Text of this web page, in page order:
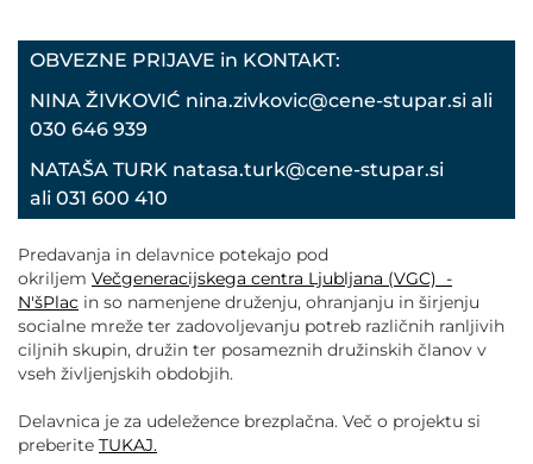
IZJAVA O DOSTOPNOSTI
OBVEZNE PRIJAVE in KONTAKT:
NINA ŽIVKOVIĆ nina.zivkovic@cene-stupar.si ali
030 646 939
NATAŠA TURK natasa.turk@cene-stupar.si
ali 031 600 410
Predavanja in delavnice potekajo pod
okriljem Večgeneracijskega centra Ljubljana (VGC) -
N'šPlac in so namenjene druženju, ohranjanju in širjenju
socialne mreže ter zadovoljevanju potreb različnih ranljivih
ciljnih skupin, družin ter posameznih družinskih članov v
vseh življenjskih obdobjih.
Delavnica je za udeležence brezplačna. Več o projektu si
preberite TUKAJ.